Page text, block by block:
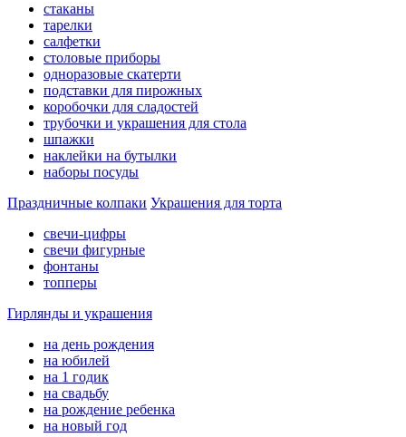
стаканы
тарелки
салфетки
столовые приборы
одноразовые скатерти
подставки для пирожных
коробочки для сладостей
трубочки и украшения для стола
шпажки
наклейки на бутылки
наборы посуды
Праздничные колпаки Украшения для торта
свечи-цифры
свечи фигурные
фонтаны
топперы
Гирлянды и украшения
на день рождения
на юбилей
на 1 годик
на свадьбу
на рождение ребенка
на новый год